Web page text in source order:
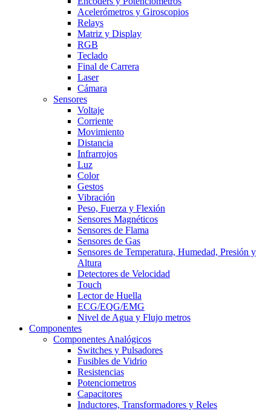
Acelerómetros y Giroscopios
Relays
Matriz y Display
RGB
Teclado
Final de Carrera
Laser
Cámara
Sensores
Voltaje
Corriente
Movimiento
Distancia
Infrarrojos
Luz
Color
Gestos
Vibración
Peso, Fuerza y Flexión
Sensores Magnéticos
Sensores de Flama
Sensores de Gas
Sensores de Temperatura, Humedad, Presión y
Altura
Detectores de Velocidad
Touch
Lector de Huella
ECG/EQG/EMG
Nivel de Agua y Flujo metros
Componentes
Componentes Analógicos
Switches y Pulsadores
Fusibles de Vidrio
Resistencias
Potenciometros
Capacitores
Inductores, Transformadores y Reles